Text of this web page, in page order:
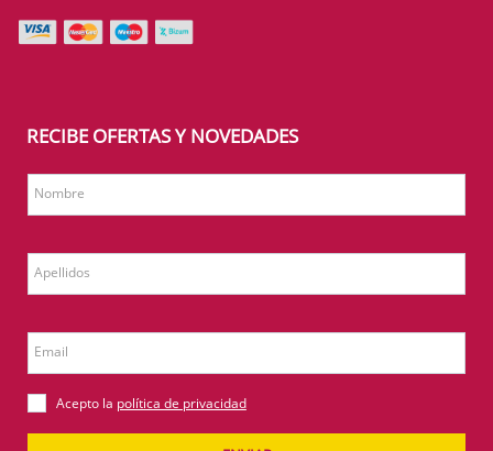
RECIBE OFERTAS Y NOVEDADES
Nombre
Apellidos
Email
Acepto la política de privacidad